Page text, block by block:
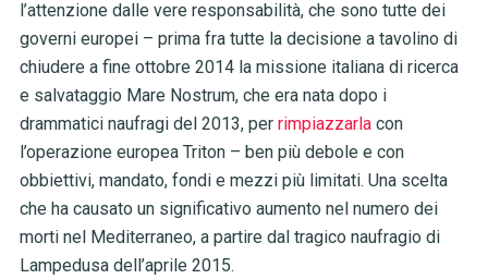
l’attenzione dalle vere responsabilità, che sono tutte dei
governi europei – prima fra tutte la decisione a tavolino di
chiudere a fine ottobre 2014 la missione italiana di ricerca
e salvataggio Mare Nostrum, che era nata dopo i
drammatici naufragi del 2013, per rimpiazzarlacon
l’operazione europea Triton – ben più debole e con
obbiettivi, mandato, fondi e mezzi più limitati. Una scelta
che ha causato un significativo aumento nel numero dei
morti nel Mediterraneo, a partire dal tragico naufragio di
Lampedusa dell’aprile 2015.